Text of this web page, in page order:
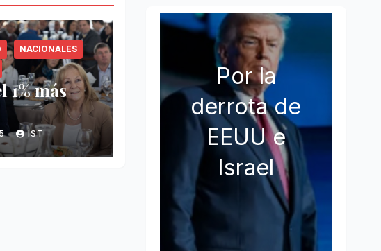
NACIONALES
1% más
IST
Por la
derrota de
EEUU e
Israel